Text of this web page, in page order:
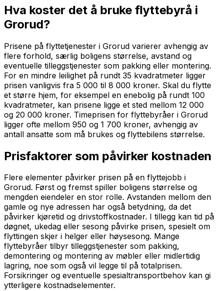
Hva koster det å bruke flyttebyrå i
Grorud?
Prisene på flyttetjenester i Grorud varierer avhengig av
flere forhold, særlig boligens størrelse, avstand og
eventuelle tilleggstjenester som pakking eller montering.
For en mindre leilighet på rundt 35 kvadratmeter ligger
prisen vanligvis fra 5 000 til 8 000 kroner. Skal du flytte
et større hjem, for eksempel en enebolig på rundt 100
kvadratmeter, kan prisene ligge et sted mellom 12 000
og 20 000 kroner. Timeprisen for flyttebyråer i Grorud
ligger ofte mellom 950 og 1 700 kroner, avhengig av
antall ansatte som må brukes og flyttebilens størrelse.
Prisfaktorer som påvirker kostnaden
Flere elementer påvirker prisen på en flyttejobb i
Grorud. Først og fremst spiller boligens størrelse og
mengden eiendeler en stor rolle. Avstanden mellom den
gamle og nye adressen har også betydning, da det
påvirker kjøretid og drivstoffkostnader. I tillegg kan tid på
døgnet, ukedag eller sesong påvirke prisen, spesielt om
flyttingen skjer i helger eller høysesong. Mange
flyttebyråer tilbyr tilleggstjenester som pakking,
demontering og montering av møbler eller midlertidig
lagring, noe som også vil legge til på totalprisen.
Forsikringer og eventuelle spesialtransportbehov kan gi
ytterligere kostnadselementer.